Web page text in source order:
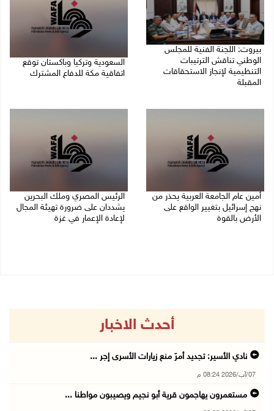
بيروت: اللجنة الفنية للمجلس
الوطني تناقش الترتيبات
التنظيمية لإنجاز الاستحقاقات
المقبلة
السعودية وتركيا وباكستان توقع
اتفاقية مكة للدفاع المشترك
أمين عام الجامعة العربية يحذر من
نهج إسرائيل بتغيير الواقع على
الأرض بالقوة
الرئيس المصري وملك البحرين
يشددان على ضرورة تهيئة المجال
لإعادة الإعمار في غزة
أحدث الاخبار
نادي الأسير: تجديد أمرَ منع زيارات الأسرى إجر ...
07/آب/2026 08:24 م
مستعمرون يهاجمون قرية أبو نجيم ويصيبون مواطنا ...